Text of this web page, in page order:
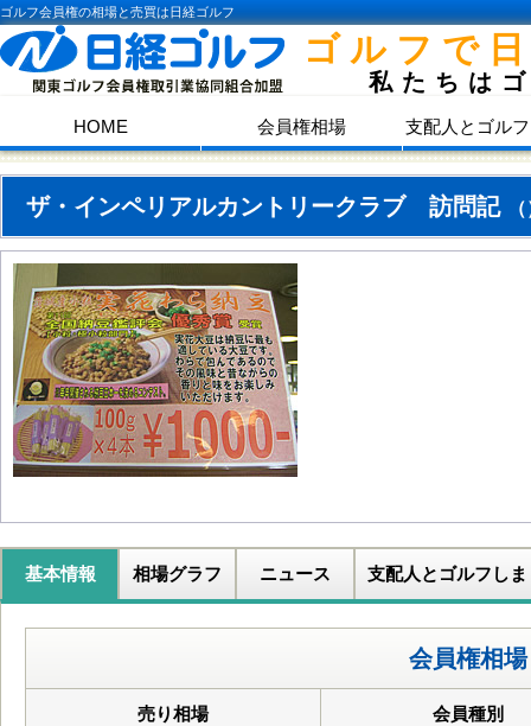
ゴルフ会員権の相場と売買は日経ゴルフ
ゴルフで
私たちは
HOME 会員権相場 支配人とゴル
ザ・インペリアルカントリークラブ 訪問記
基本情報 相場グラフ ニュース 支配人とゴルフしま
会員権相場
売り相場 会員種別